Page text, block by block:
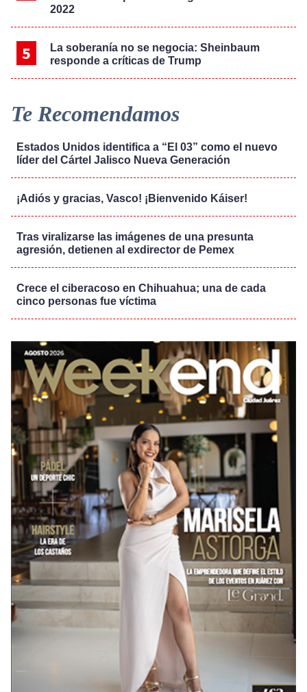
2022
La soberanía no se negocia: Sheinbaum
responde a críticas de Trump
Te Recomendamos
Estados Unidos identifica a “El 03” como el nuevo
líder del Cártel Jalisco Nueva Generación
¡Adiós y gracias, Vasco! ¡Bienvenido Káiser!
Tras viralizarse las imágenes de una presunta
agresión, detienen al exdirector de Pemex
Crece el ciberacoso en Chihuahua; una de cada
cinco personas fue víctima